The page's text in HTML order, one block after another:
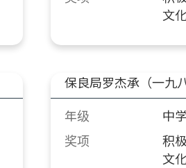
文
保良局罗杰承（一九
年级
中
奖项
积
文